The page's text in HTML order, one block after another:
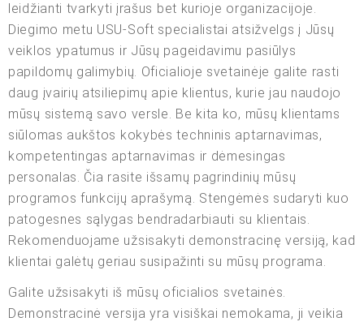
leidžianti tvarkyti įrašus bet kurioje organizacijoje.
Diegimo metu USU-Soft specialistai atsižvelgs į Jūsų
veiklos ypatumus ir Jūsų pageidavimu pasiūlys
papildomų galimybių. Oficialioje svetainėje galite rasti
daug įvairių atsiliepimų apie klientus, kurie jau naudojo
mūsų sistemą savo versle. Be kita ko, mūsų klientams
siūlomas aukštos kokybės techninis aptarnavimas,
kompetentingas aptarnavimas ir dėmesingas
personalas. Čia rasite išsamų pagrindinių mūsų
programos funkcijų aprašymą. Stengėmės sudaryti kuo
patogesnes sąlygas bendradarbiauti su klientais.
Rekomenduojame užsisakyti demonstracinę versiją, kad
klientai galėtų geriau susipažinti su mūsų programa.
Galite užsisakyti iš mūsų oficialios svetainės.
Demonstracinė versija yra visiškai nemokama, ji veikia